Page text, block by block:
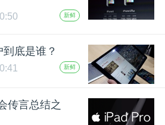
新鲜
底是谁？
新鲜
传言总结之